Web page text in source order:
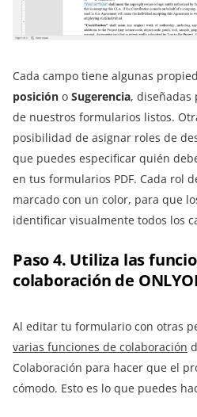
Cada campo tiene algunas
posición o Sugerencia,
de nuestros formularios listos.
posibilidad de asignar roles de
que puedes especificar quién
en tus formularios PDF. Cada rol
marcado con un color, para que
identificar visualmente todos los
Paso 4. Utiliza las
colaboración de
Al editar tu formulario con otras
varias funciones de colaboración
Colaboración para hacer que el
cómodo. Esto es lo que puedes